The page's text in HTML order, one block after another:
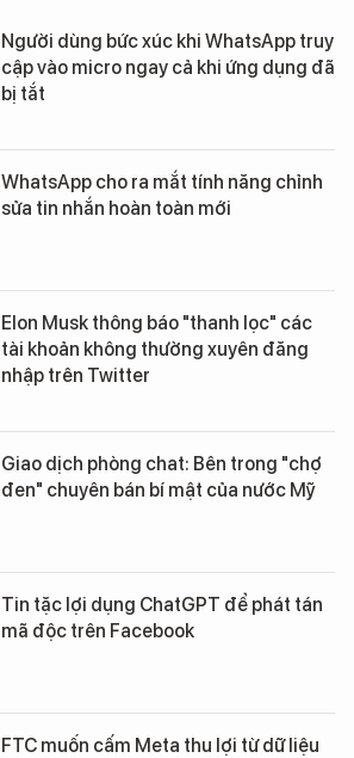
Người dùng bức xúc khi WhatsApp truy
cập vào micro ngay cả khi ứng dụng đã
bị tắt
WhatsApp cho ra mắt tính năng chỉnh
sửa tin nhắn hoàn toàn mới
Elon Musk thông báo "thanh lọc" các
tài khoản không thường xuyên đăng
nhập trên Twitter
Giao dịch phòng chat: Bên trong "chợ
đen" chuyên bán bí mật của nước Mỹ
Tin tặc lợi dụng ChatGPT để phát tán
mã độc trên Facebook
FTC muốn cấm Meta thu lợi từ dữ liệu